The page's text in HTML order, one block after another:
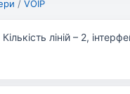
/ VOIP
ліній – 2,